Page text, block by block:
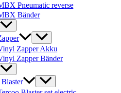
Pneumatic reverse
Bänder
Zapper Akku
Zapper Bänder